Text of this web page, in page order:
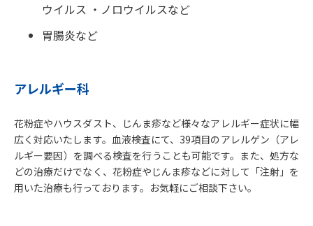
ウイルス ・ノロウイルスなど
胃腸炎など
アレルギー科
花粉症やハウスダスト、じんま疹など様々なアレルギー症状に幅
広く対応いたします。血液検査にて、39項目のアレルゲン（アレ
ルギー要因）を調べる検査を行うことも可能です。また、処方な
どの治療だけでなく、花粉症やじんま疹などに対して「注射」を
用いた治療も行っております。お気軽にご相談下さい。